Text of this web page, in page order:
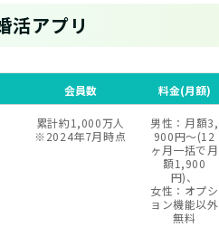
活アプリ
会員数 料金(月額)
累計約1,000万人
※2024年7月時点
男性：月額3,
900円〜(12
ヶ月一括で月
額1,900
円)、
女性：オプシ
ョン機能以外
無料